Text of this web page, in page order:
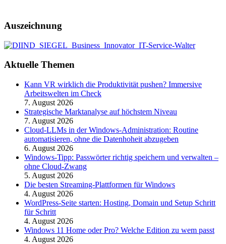
Auszeichnung
Aktuelle Themen
Kann VR wirklich die Produktivität pushen? Immersive
Arbeitswelten im Check
7. August 2026
Strategische Marktanalyse auf höchstem Niveau
7. August 2026
Cloud-LLMs in der Windows-Administration: Routine
automatisieren, ohne die Datenhoheit abzugeben
6. August 2026
Windows-Tipp: Passwörter richtig speichern und verwalten –
ohne Cloud-Zwang
5. August 2026
Die besten Streaming-Plattformen für Windows
4. August 2026
WordPress-Seite starten: Hosting, Domain und Setup Schritt
für Schritt
4. August 2026
Windows 11 Home oder Pro? Welche Edition zu wem passt
4. August 2026